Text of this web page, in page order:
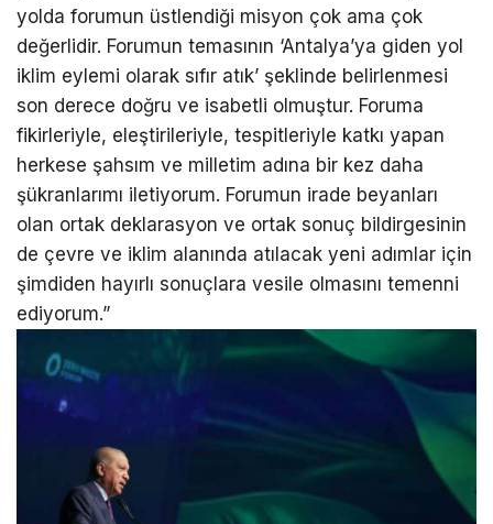
yolda forumun üstlendiği misyon çok ama çok
değerlidir. Forumun temasının ‘Antalya’ya giden yol
iklim eylemi olarak sıfır atık’ şeklinde belirlenmesi
son derece doğru ve isabetli olmuştur. Foruma
fikirleriyle, eleştirileriyle, tespitleriyle katkı yapan
herkese şahsım ve milletim adına bir kez daha
şükranlarımı iletiyorum. Forumun irade beyanları
olan ortak deklarasyon ve ortak sonuç bildirgesinin
de çevre ve iklim alanında atılacak yeni adımlar için
şimdiden hayırlı sonuçlara vesile olmasını temenni
ediyorum.”